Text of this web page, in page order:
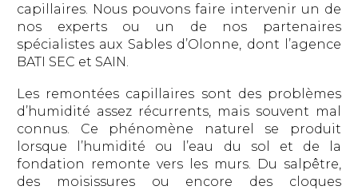
capillaires. Nous pouvons faire intervenir un de
nos experts ou un de nos partenaires
spécialistes aux Sables d’Olonne, dont l’agence
BATI SEC et SAIN.
Les remontées capillaires sont des problèmes
d’humidité assez récurrents, mais souvent mal
connus. Ce phénomène naturel se produit
lorsque l’humidité ou l’eau du sol et de la
fondation remonte vers les murs. Du salpêtre,
des moisissures ou encore des cloques